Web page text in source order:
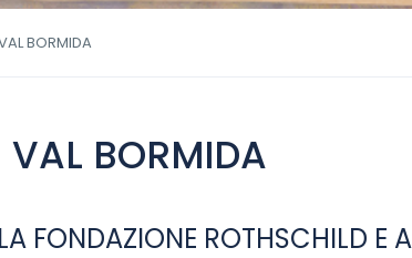
BORMIDA
VAL BORMIDA
FONDAZIONE ROTHSCHILD E